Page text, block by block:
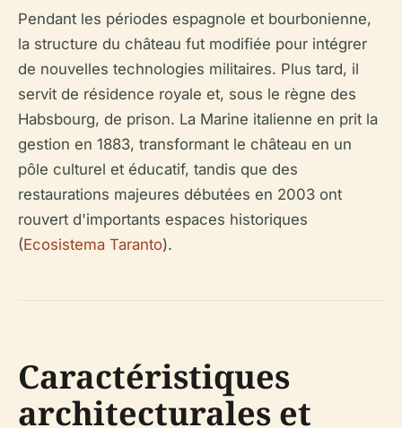
Pendant les périodes espagnole et bourbonienne,
la structure du château fut modifiée pour intégrer
de nouvelles technologies militaires. Plus tard, il
servit de résidence royale et, sous le règne des
Habsbourg, de prison. La Marine italienne en prit la
gestion en 1883, transformant le château en un
pôle culturel et éducatif, tandis que des
restaurations majeures débutées en 2003 ont
rouvert d'importants espaces historiques
(Ecosistema Taranto).
Caractéristiques
architecturales et